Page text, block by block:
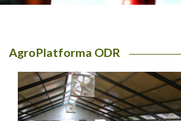
AgroPlatforma ODR